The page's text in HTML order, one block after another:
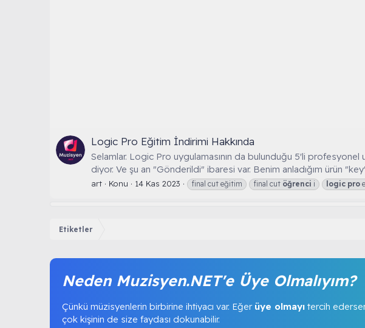
Logic Pro Eğitim İndirimi Hakkında
Selamlar. Logic Pro uygulamasının da bulunduğu 5'li
diyor. Ve şu an "Gönderildi" ibaresi var. Benim anladığım ürün
art Konu 14 Kas 2023 final cut eğitim final cut öğrenci i logic pro
Etiketler
Neden Muzisyen.NET'e Üye Olmalıyım?
Çünkü müzisyenlerin birbirine ihtiyacı var. Eğer üye olmayı tercih
çok kişinin de size faydası dokunabilir.